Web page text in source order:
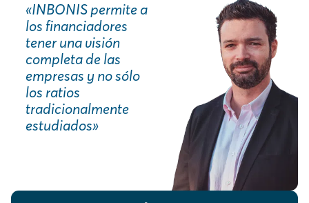
«INBONIS permite a
los financiadores
tener una visión
completa de las
empresas y no sólo
los ratios
tradicionalmente
estudiados»